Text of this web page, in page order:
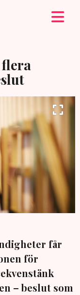
får
för
– beslut som